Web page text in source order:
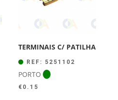
TERMINAIS C/ PATILHA
REF: 5251102
PORTO
€ 0.15